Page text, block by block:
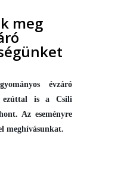
meg
évzáró
ezúttal is a Csili
Az eseményre
meghívásunkat.